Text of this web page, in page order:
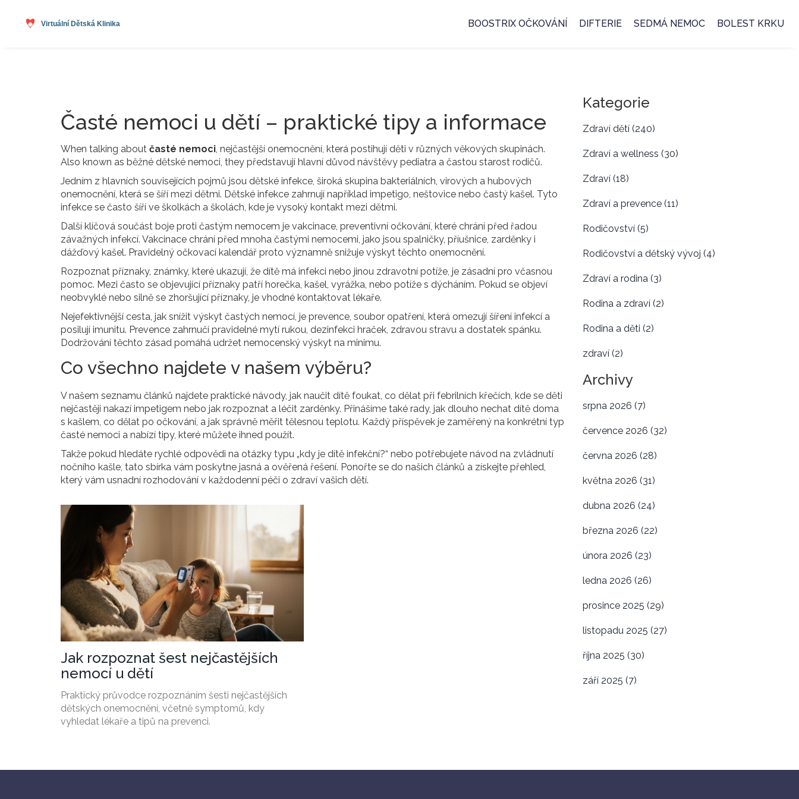
BOOSTRIX OČKOVÁNÍ DIFTERIE SEDMÁ NEMOC BOLEST KRKU
Časté nemoci u dětí – praktické tipy a informace
When talking about časté nemoci, nejčastější onemocnění, která postihují děti v různých věkových skupinách.
Also known as běžné dětské nemoci, they představují hlavní důvod návštěvy pediatra a častou starost rodičů.
Jedním z hlavních souvisejících pojmů jsou dětské infekce, široká skupina bakteriálních, virových a hubových
onemocnění, která se šíří mezi dětmi. Dětské infekce zahrnují například impetigo, neštovice nebo častý kašel. Tyto
infekce se často šíří ve školkách a školách, kde je vysoký kontakt mezi dětmi.
Další klíčová součást boje proti častým nemocem je vakcinace, preventivní očkování, které chrání před řadou
závažných infekcí. Vakcinace chrání před mnoha častými nemocemi, jako jsou spalničky, příušnice, zarděnky i
dážďový kašel. Pravidelný očkovací kalendář proto významně snižuje výskyt těchto onemocnění.
Rozpoznat příznaky, známky, které ukazují, že dítě má infekci nebo jinou zdravotní potíže, je zásadní pro včasnou
pomoc. Mezi často se objevující příznaky patří horečka, kašel, vyrážka, nebo potíže s dýcháním. Pokud se objeví
neobvyklé nebo silně se zhoršující příznaky, je vhodné kontaktovat lékaře.
Nejefektivnější cesta, jak snížit výskyt častých nemocí, je prevence, soubor opatření, která omezují šíření infekcí a
posilují imunitu. Prevence zahrnučí pravidelné mytí rukou, dezinfekci hraček, zdravou stravu a dostatek spánku.
Dodržování těchto zásad pomáhá udržet nemocenský výskyt na minimu.
Co všechno najdete v našem výběru?
V našem seznamu článků najdete praktické návody, jak naučit dítě foukat, co dělat při febrilních křečích, kde se děti
nejčastěji nakazí impetigem nebo jak rozpoznat a léčit zarděnky. Přinášíme také rady, jak dlouho nechat dítě doma
s kašlem, co dělat po očkování, a jak správně měřit tělesnou teplotu. Každý příspěvek je zaměřený na konkrétní typ
časté nemoci a nabízí tipy, které můžete ihned použít.
Takže pokud hledáte rychlé odpovědi na otázky typu „kdy je dítě infekční?“ nebo potřebujete návod na zvládnutí
nočního kašle, tato sbírka vám poskytne jasná a ověřená řešení. Ponořte se do našich článků a získejte přehled,
který vám usnadní rozhodování v každodenní péči o zdraví vašich dětí.
Jak rozpoznat šest nejčastějších
nemocí u dětí
Praktický průvodce rozpoznáním šesti nejčastějších
dětských onemocnění, včetně symptomů, kdy
vyhledat lékaře a tipů na prevenci.
Kategorie
Zdraví dětí (240)
Zdraví a wellness (30)
Zdraví (18)
Zdraví a prevence (11)
Rodičovství (5)
Rodičovství a dětský vývoj (4)
Zdraví a rodina (3)
Rodina a zdraví (2)
Rodina a děti (2)
zdraví (2)
Archivy
srpna 2026 (7)
července 2026 (32)
června 2026 (28)
května 2026 (31)
dubna 2026 (24)
března 2026 (22)
února 2026 (23)
ledna 2026 (26)
prosince 2025 (29)
listopadu 2025 (27)
října 2025 (30)
září 2025 (7)